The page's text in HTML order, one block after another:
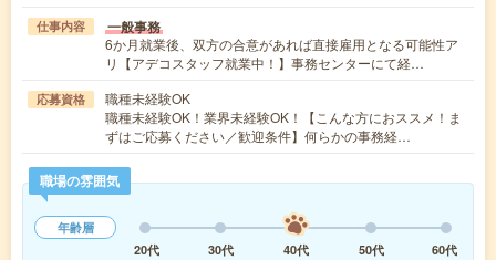
仕事内容 一般事務
6か月就業後、双方の合意があれば直接雇用となる可能性ア
リ【アデコスタッフ就業中！】事務センターにて経…
応募資格
職種未経験OK
職種未経験OK！業界未経験OK！【こんな方におススメ！ま
ずはご応募ください／歓迎条件】何らかの事務経…
職場の雰囲気
年齢層
20代
30代 40代 50代 60代